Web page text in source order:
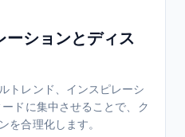
ーションとディス
トレンド、インスピレーシ
ドに集中させることで、ク
を合理化します。